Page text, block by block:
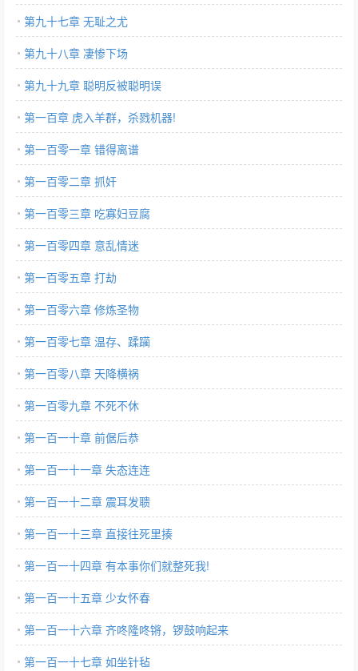
第九十七章 无耻之尤
第九十八章 凄惨下场
第九十九章 聪明反被聪明误
第一百章 虎入羊群，杀戮机器!
第一百零一章 错得离谱
第一百零二章 抓奸
第一百零三章 吃寡妇豆腐
第一百零四章 意乱情迷
第一百零五章 打劫
第一百零六章 修炼圣物
第一百零七章 温存、蹂躏
第一百零八章 天降横祸
第一百零九章 不死不休
第一百一十章 前倨后恭
第一百一十一章 失态连连
第一百一十二章 震耳发聩
第一百一十三章 直接往死里揍
第一百一十四章 有本事你们就整死我!
第一百一十五章 少女怀春
第一百一十六章 齐咚隆咚锵，锣鼓响起来
第一百一十七章 如坐针毡